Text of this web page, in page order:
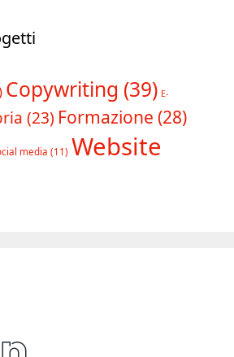
Copywriting (39) E-
(23) Formazione (28)
media (11) Website